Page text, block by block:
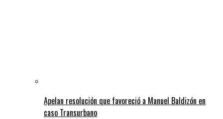
Apelan resolución que favoreció a Manuel Baldizón en
caso Transurbano